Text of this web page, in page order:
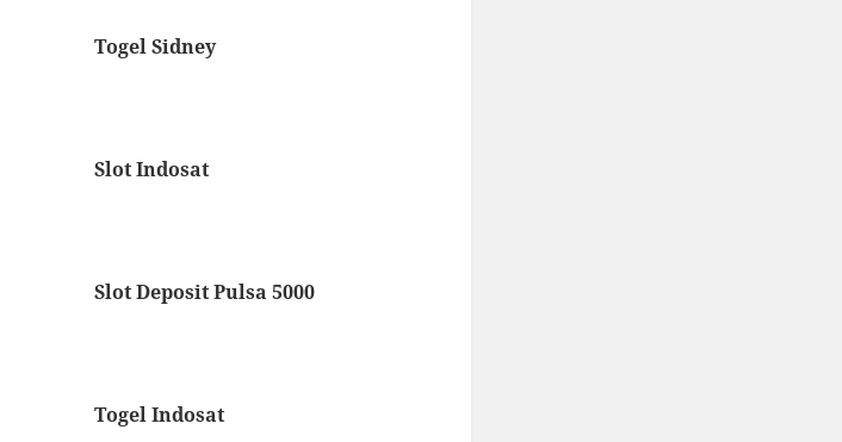
Togel Sidney
Slot Indosat
Slot Deposit Pulsa 5000
Togel Indosat